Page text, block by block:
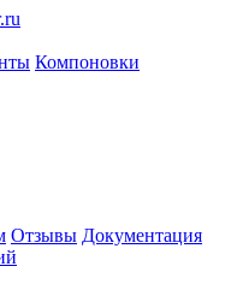
Компоновки
Отзывы Документация